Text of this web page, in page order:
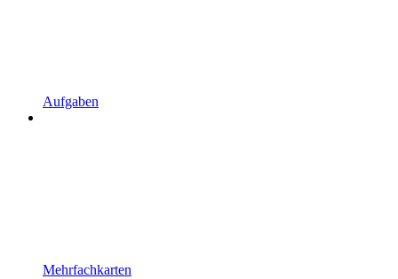
Aufgaben
Mehrfachkarten